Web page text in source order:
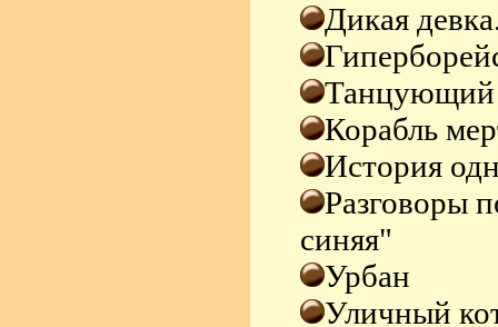
Дикая
Танцующий
Корабль
История
Разговоры
синяя"
Урбан
Уличный